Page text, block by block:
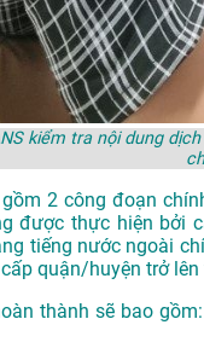
kiểm tra nội dung
2 công đoạn
được thực hiện bởi
tiếng nước ngoài
quận/huyện trở
thành sẽ bao